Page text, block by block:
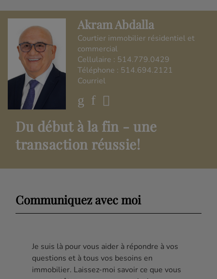
Akram Abdalla
Courtier immobilier résidentiel et
commercial
Cellulaire : 514.779.0429
Téléphone : 514.694.2121
Courriel
Du début à la fin - une
transaction réussie!
Communiquez avec moi
Je suis là pour vous aider à répondre à vos
questions et à tous vos besoins en
immobilier. Laissez-moi savoir ce que vous